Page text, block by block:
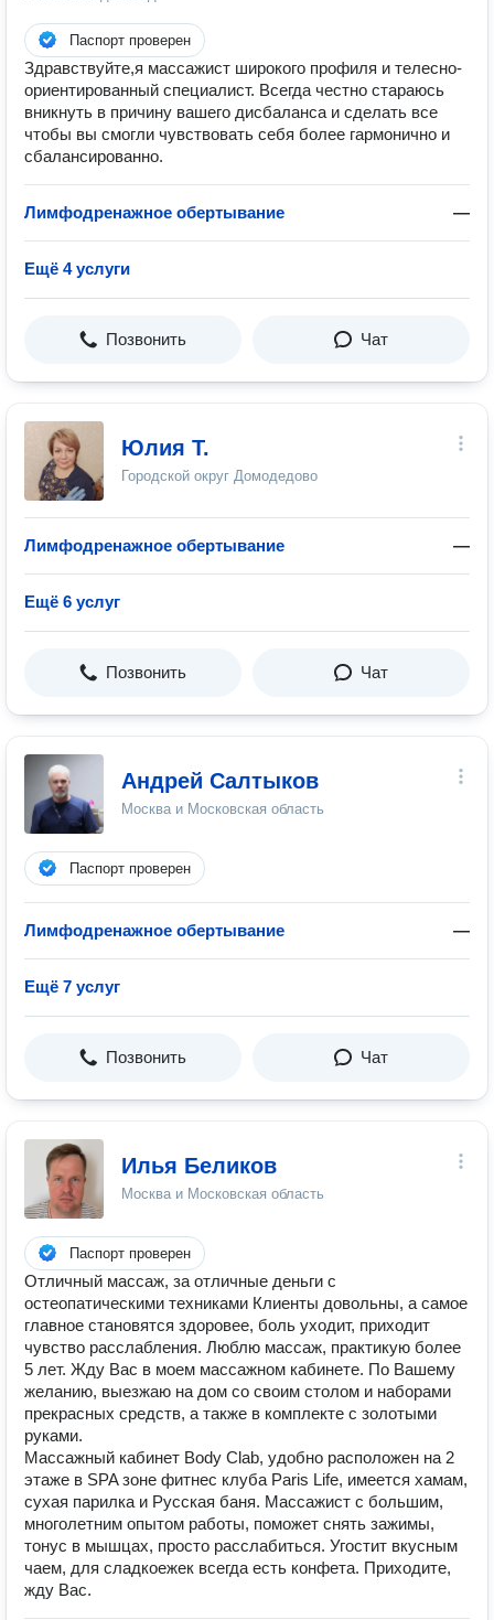
Паспорт проверен
Здравствуйте,я массажист широкого профиля и телесно-
ориентированный специалист. Всегда честно стараюсь
вникнуть в причину вашего дисбаланса и сделать все
чтобы вы смогли чувствовать себя более гармонично и
сбалансированно.
Лимфодренажное обертывание —
Ещё 4 услуги
Позвонить Чат
Юлия Т.
Городской округ Домодедово
Лимфодренажное обертывание —
Ещё 6 услуг
Позвонить Чат
Андрей Салтыков
Москва и Московская область
Паспорт проверен
Лимфодренажное обертывание —
Ещё 7 услуг
Позвонить Чат
Илья Беликов
Москва и Московская область
Паспорт проверен
Отличный массаж, за отличные деньги с
остеопатическими техниками Клиенты довольны, а самое
главное становятся здоровее, боль уходит, приходит
чувство расслабления. Люблю массаж, практикую более
5 лет. Жду Вас в моем массажном кабинете. По Вашему
желанию, выезжаю на дом со своим столом и наборами
прекрасных средств, а также в комплекте с золотыми
руками.
Массажный кабинет Body Clab, удобно расположен на 2
этаже в SPA зоне фитнес клуба Paris Life, имеется хамам,
сухая парилка и Русская баня. Массажист с большим,
многолетним опытом работы, поможет снять зажимы,
тонус в мышцах, просто расслабиться. Угостит вкусным
чаем, для сладкоежек всегда есть конфета. Приходите,
жду Вас.